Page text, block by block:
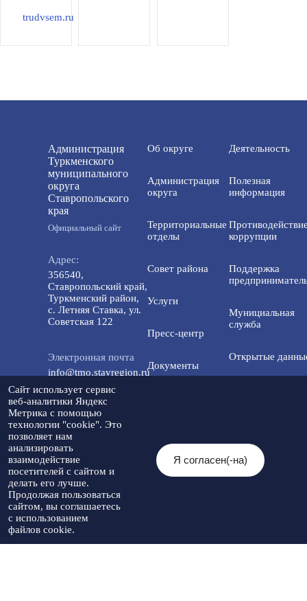
trudvsem.ru
Администрация
Туркменского
муниципального
округа
Ставропольского
края
Официальный сайт
Адрес:
356540,
Ставропольский край,
Туркменский район,
с. Летняя Ставка, ул.
Советская 122
Электронная почта
info@tmo.stavregion.ru
Телефон доверия:
8(86565)2-05-01
Мы в социальных
сетях:
Об округе
Администрация
округа
Территориальные
отделы
Совет района
Услуги
Пресс-центр
Документы
Контакты
Деятельность
Полезная
информация
коррупции
Поддержка
Мунициальная
служба
Открытые
© 2026 Администрация Туркменского
муниципального округа
Ставропольского края
При использовании материалов
необходимо указывать источник
публикации
Сайт использует сервис
веб-аналитики Яндекс
Метрика с помощью
технологии "cookie". Это
позволяет нам
анализировать
взаимодействие
посетителей с сайтом и
делать его лучше.
Продолжая пользоваться
сайтом, вы соглашаетесь
с использованием
файлов cookie.
Я согласен(-на)